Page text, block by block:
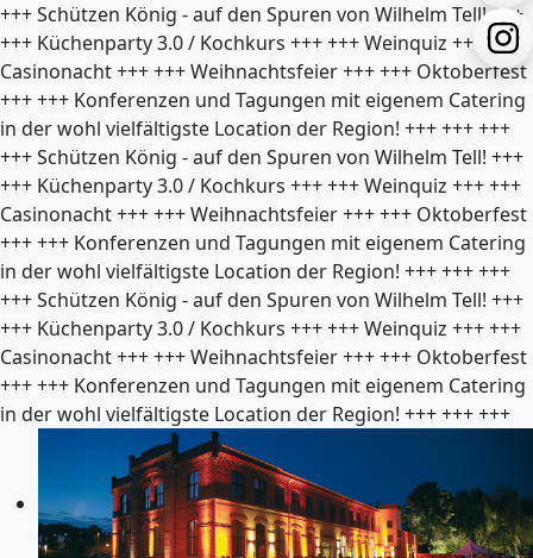
+++Schützen König - auf den Spuren von Wilhelm Tell!+++
+++ Küchenparty 3.0 / Kochkurs ++++++Weinquiz +++
+++
Casinonacht++++++Weihnachtsfeier++++++ Oktoberfest
++++++ Konferenzen und Tagungen mit eigenem Catering
in der wohl vielfältigste Location der Region! +++++++++
+++Schützen König - auf den Spuren von Wilhelm Tell! +++
+++ Küchenparty 3.0 / Kochkurs ++++++Weinquiz ++++++
Casinonacht++++++Weihnachtsfeier++++++ Oktoberfest
++++++ Konferenzen und Tagungen mit eigenem Catering
in der wohl vielfältigste Location der Region! +++++++++
+++Schützen König - auf den Spuren von Wilhelm Tell! +++
+++ Küchenparty 3.0 / Kochkurs ++++++Weinquiz ++++++
Casinonacht++++++Weihnachtsfeier++++++ Oktoberfest
++++++ Konferenzen und Tagungen mit eigenem Catering
in der wohl vielfältigste Location der Region! +++++++++